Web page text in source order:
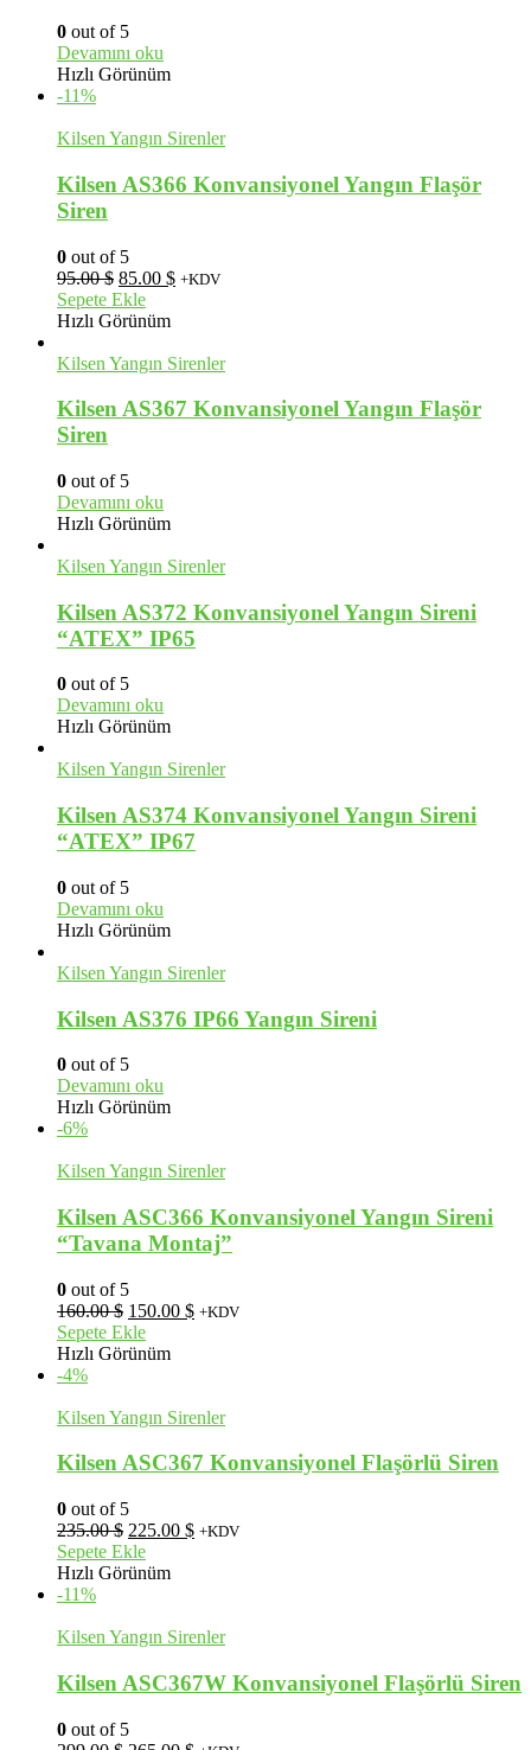
0 out of 5
Devamını oku
Hızlı Görünüm
-11%
Kilsen Yangın Sirenler
Kilsen AS366 Konvansiyonel Yangın Flaşör
Siren
0 out of 5
95.00$ Orijinal
fiyat:
95.00 $.
85.00 $Şu
+KDV
Sepete Ekle
Hızlı Görünüm
Kilsen Yangın Sirenler
Kilsen AS367 Konvansiyonel Yangın Flaşör
Siren
0 out of 5
Devamını oku
Hızlı Görünüm
Kilsen Yangın Sirenler
Kilsen AS372 Konvansiyonel Yangın Sireni
“ATEX” IP65
0 out of 5
Devamını oku
Hızlı Görünüm
Kilsen Yangın Sirenler
Kilsen AS374 Konvansiyonel Yangın Sireni
“ATEX” IP67
0 out of 5
Devamını oku
Hızlı Görünüm
Kilsen Yangın Sirenler
Kilsen AS376 IP66 Yangın Sireni
0 out of 5
Devamını oku
Hızlı Görünüm
-6%
Kilsen Yangın Sirenler
Kilsen ASC366 Konvansiyonel Yangın Sireni
“Tavana Montaj”
0 out of 5
160.00$ Orijinal
fiyat:
160.00 $.
150.00 $Şu
+KDV
Sepete Ekle
Hızlı Görünüm
-4%
Kilsen Yangın Sirenler
Kilsen ASC367 Konvansiyonel Flaşörlü Siren
0 out of 5
235.00$ Orijinal
fiyat:
235.00 $.
225.00 $Şu
+KDV
Sepete Ekle
Hızlı Görünüm
-11%
Kilsen Yangın Sirenler
Kilsen ASC367W Konvansiyonel Flaşörlü Siren
0 out of 5